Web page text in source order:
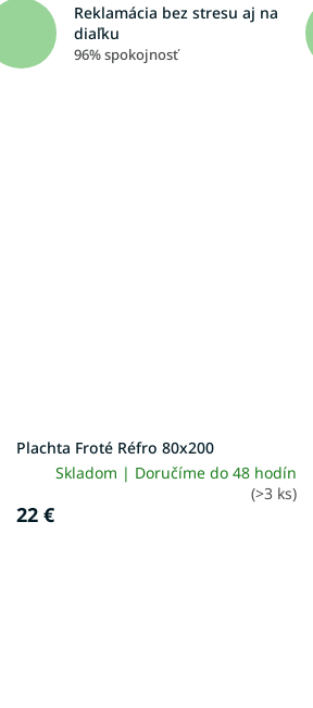
Reklamácia bez stresu aj na
diaľku
96% spokojnosť
Plachta Froté Réfro 80x200
Skladom | Doručíme do 48 hodín
(>3 ks)
22 €